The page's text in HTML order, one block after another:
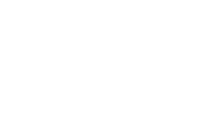
lub przesuwania.